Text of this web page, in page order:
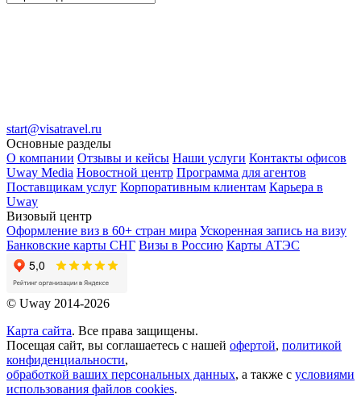
start@visatravel.ru
Основные разделы
О компании Отзывы и кейсы Наши услуги Контакты офисов
Uway Media Новостной центр Программа для агентов
Поставщикам услуг Корпоративным клиентам Карьера в
Uway
Визовый центр
Оформление виз в 60+ стран мира Ускоренная запись на визу
Банковские карты СНГ Визы в Россию Карты АТЭС
© Uway 2014-2026
Карта сайта. Все права защищены.
Посещая сайт, вы соглашаетесь с нашей офертой, политикой
конфиденциальности,
обработкой ваших персональных данных, а также с условиями
использования файлов cookies.